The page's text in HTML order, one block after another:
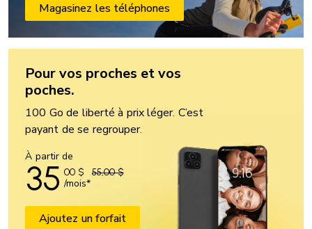
Magasinez les téléphones
Pour vos proches et vos
poches.
100 Go de liberté à prix léger. C’est
payant de se regrouper.
À partir de
35 00 $
/mois*
55,00 $
Ajoutez un forfait